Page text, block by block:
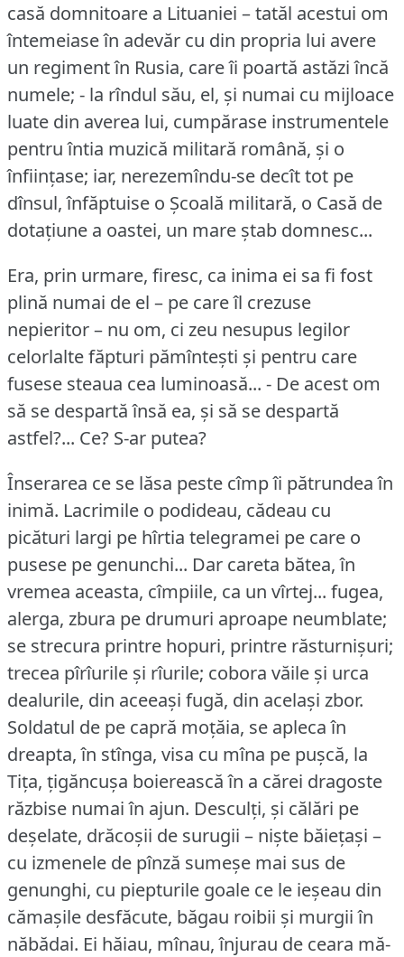
casă domnitoare a Lituaniei – tatăl acestui om
întemeiase în adevăr cu din propria lui avere
un regiment în Rusia, care îi poartă astăzi încă
numele; - la rîndul său, el, și numai cu mijloace
luate din averea lui, cumpărase instrumentele
pentru întia muzică militară română, și o
înființase; iar, nerezemîndu-se decît tot pe
dînsul, înfăptuise o Școală militară, o Casă de
dotațiune a oastei, un mare ștab domnesc...
Era, prin urmare, firesc, ca inima ei sa fi fost
plină numai de el – pe care îl crezuse
nepieritor – nu om, ci zeu nesupus legilor
celorlalte făpturi pămîntești și pentru care
fusese steaua cea luminoasă... - De acest om
să se despartă însă ea, și să se despartă
astfel?... Ce? S-ar putea?
Înserarea ce se lăsa peste cîmp îi pătrundea în
inimă. Lacrimile o podideau, cădeau cu
picături largi pe hîrtia telegramei pe care o
pusese pe genunchi... Dar careta bătea, în
vremea aceasta, cîmpiile, ca un vîrtej... fugea,
alerga, zbura pe drumuri aproape neumblate;
se strecura printre hopuri, printre răsturnișuri;
trecea pîrîurile și rîurile; cobora văile și urca
dealurile, din aceeași fugă, din același zbor.
Soldatul de pe capră moțăia, se apleca în
dreapta, în stînga, visa cu mîna pe pușcă, la
Tița, țigăncușa boierească în a cărei dragoste
răzbise numai în ajun. Desculți, și călări pe
deșelate, drăcoșii de surugii – niște băiețași –
cu izmenele de pînză sumeșe mai sus de
genunghi, cu piepturile goale ce le ieșeau din
cămașile desfăcute, băgau roibii și murgii în
năbădai. Ei hăiau, mînau, înjurau de ceara mă-